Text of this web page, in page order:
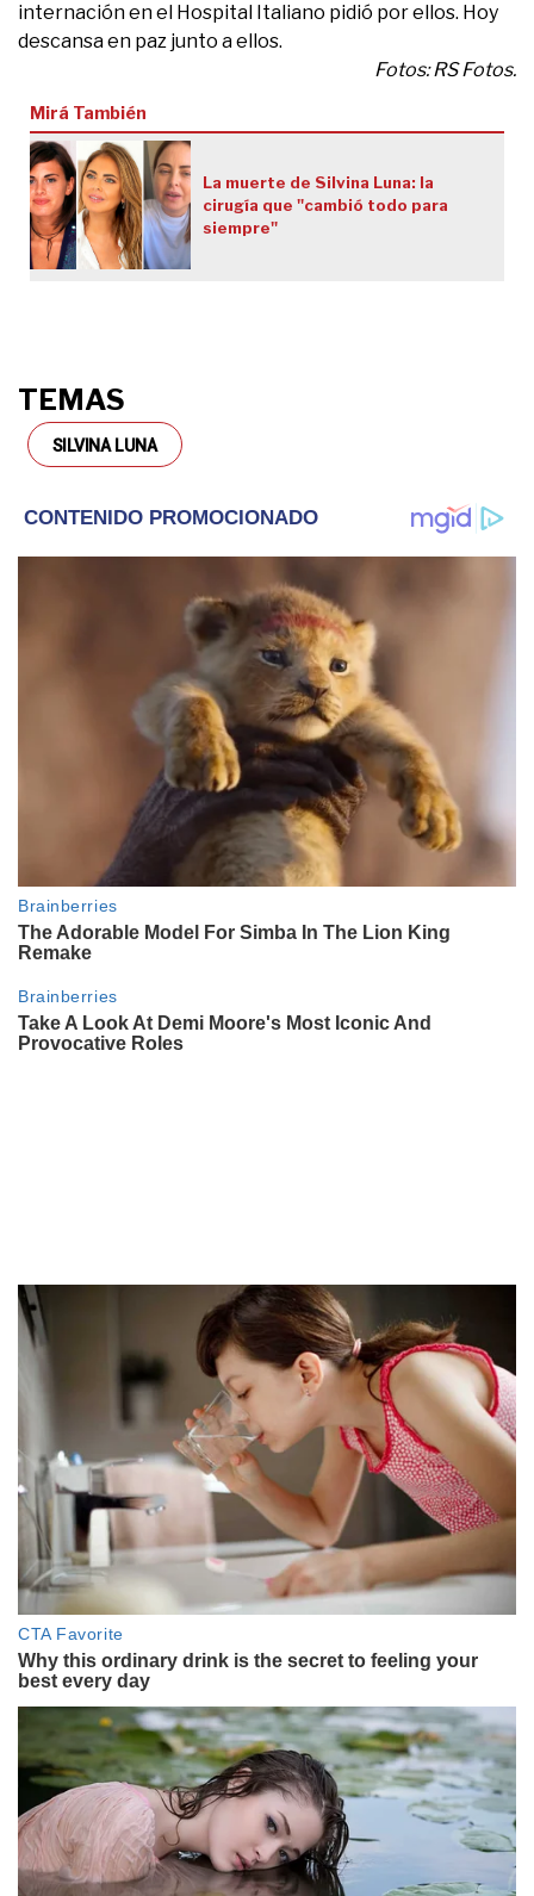
internación en el Hospital Italiano pidió por ellos. Hoy
descansa en paz junto a ellos.
Fotos: RS Fotos.
Mirá También
La muerte de Silvina Luna: la
cirugía que "cambió todo para
siempre"
TEMAS
SILVINA LUNA